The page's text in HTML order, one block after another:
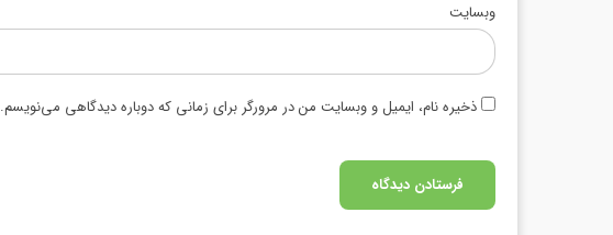
وبسایت
ذخیره نام، ایمیل و وبسایت من در مرورگر برای زمانی که دوباره دیدگاهی می‌نویسم.